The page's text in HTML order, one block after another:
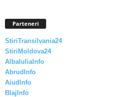
Parteneri
StiriTransilvania24
StiriMoldova24
AlbaIuliaInfo
AbrudInfo
AiudInfo
BlajInfo